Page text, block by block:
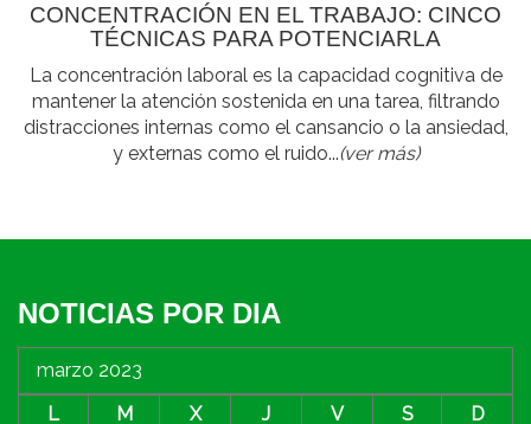
CONCENTRACIÓN EN EL TRABAJO: CINCO
TÉCNICAS PARA POTENCIARLA
La concentración laboral es la capacidad cognitiva de
mantener la atención sostenida en una tarea, filtrando
distracciones internas como el cansancio o la ansiedad,
y externas como el ruido...(ver más)
NOTICIAS POR DIA
marzo 2023
L
M X J V S
D